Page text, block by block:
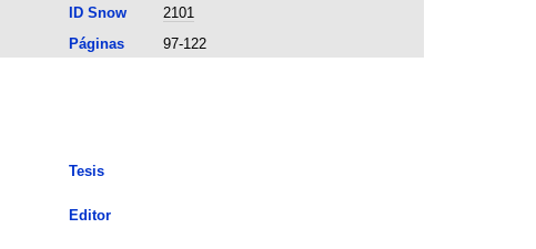
ID Snow
2101
Páginas
97-122
Tesis
Editor